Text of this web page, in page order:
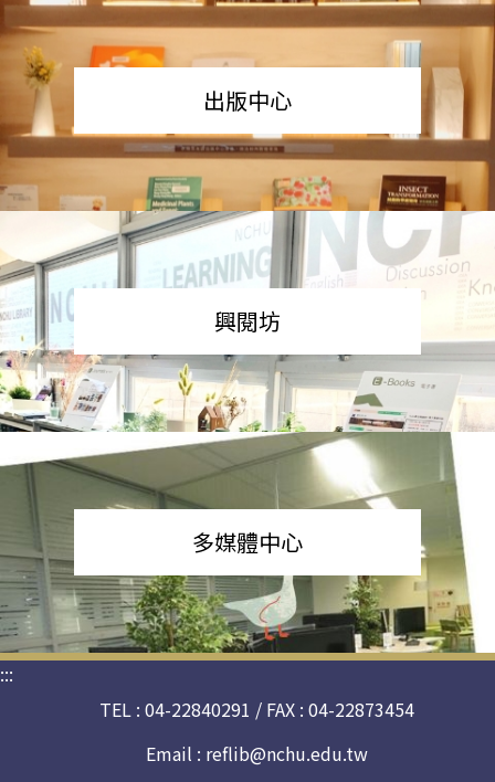
出版中心
興閱坊
多媒體中心
:::
TEL : 04-22840291 / FAX : 04-22873454
Email : reflib@nchu.edu.tw